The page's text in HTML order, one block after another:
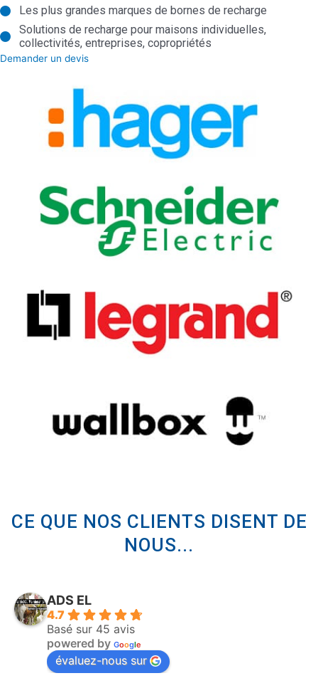
Les plus grandes marques de bornes de recharge
Solutions de recharge pour maisons individuelles,
collectivités, entreprises, copropriétés
Demander un devis
CE QUE NOS CLIENTS DISENT DE
NOUS...
ADS EL
4.7
Basé sur 45 avis
powered by Google
évaluez-nous sur